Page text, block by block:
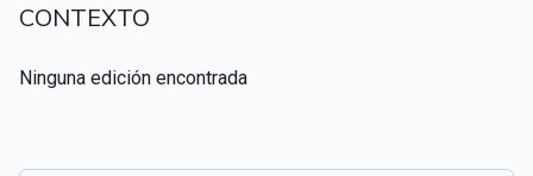
espiritismo
CONTEXTO
Ninguna edición encontrada